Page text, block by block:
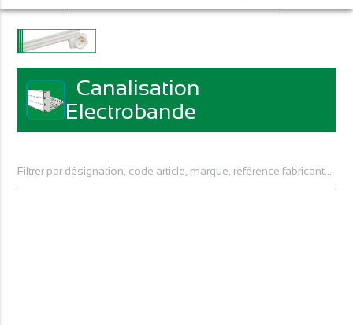
Canalisation
Electrobande
Filtrer par désignation, code article, marque, référence fabricant...